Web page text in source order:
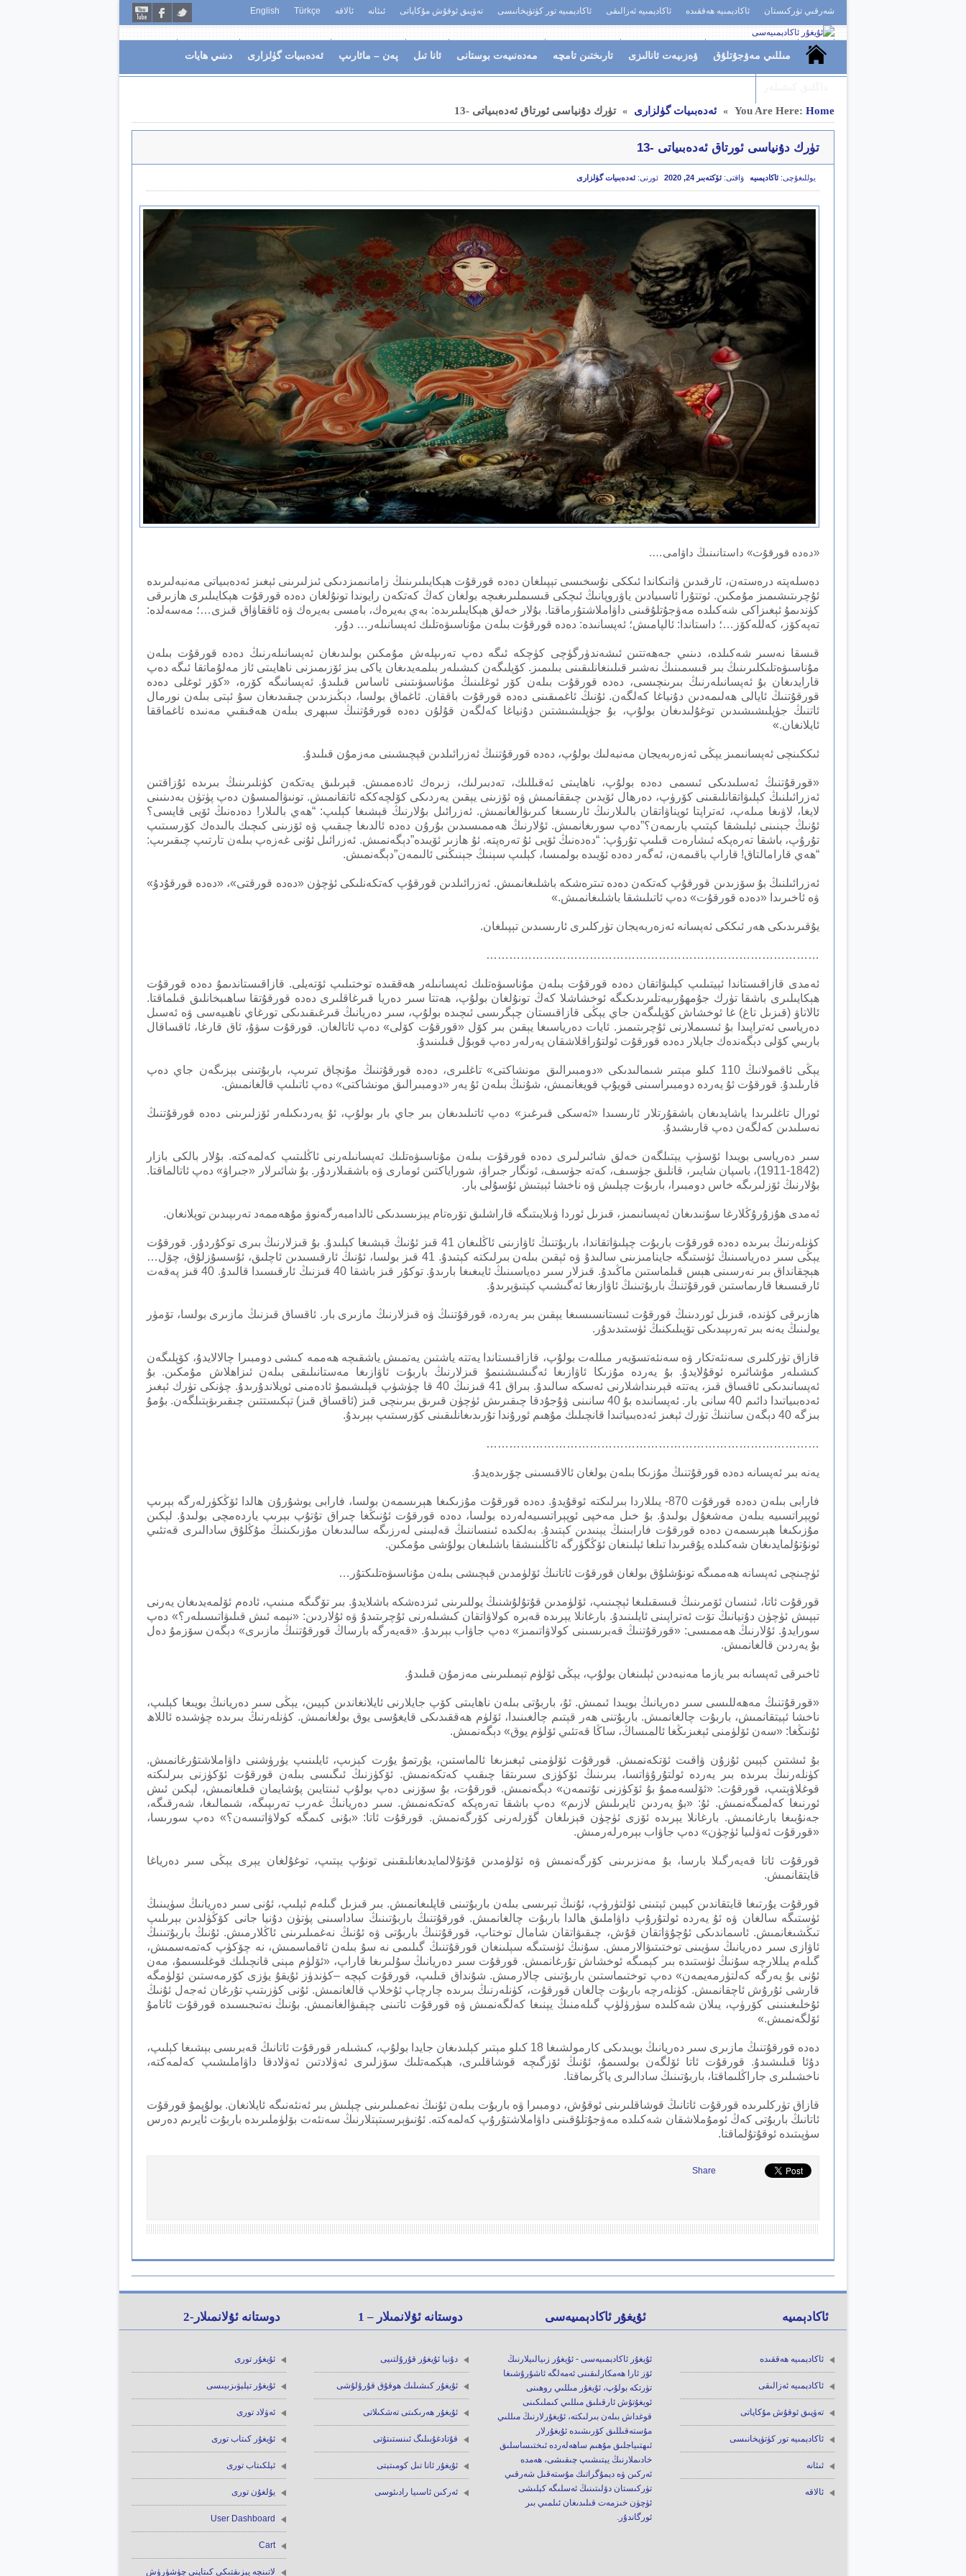
شەرقىي تۈركىستان ئاكادېمىيە ھەققىدە ئاكادېمىيە ئەزالىقى ئاكادېمىيە تور كۈتۈپخانىسى تەۋپىق ئوقۇش مۇكاپاتى ئىئانە ئالاقە Türkçe
English
مىللىي مەۋجۇتلۇق ۋەزىيەت ئانالىزى تارىختىن تامچە مەدەنىيەت بوستانى ئانا تىل پەن – مائارىپ ئەدەبىيات گۈلزارى دىنىي ھايات
You Are Here: Home
» ئەدەبىيات گۈلزارى » تۈرك دۇنياسى ئورتاق ئەدەبىياتى -13
تۈرك دۇنياسى ئورتاق ئەدەبىياتى -13
يوللىغۇچى: ئاكادېمىيە ۋاقتى: ئۆكتەبىر 24, 2020 ئورنى: ئەدەبىيات گۈلزارى
«دەدە قورقۇت» داستانىنىڭ داۋامى….
دەسلەپتە درەستەن، ئارقىدىن ۋاتىكاندا ئىككى نۇسخىسى تېپىلغان دەدە قورقۇت ھېكايىلىرىنىڭ زامانىمىزدىكى ئىزلىرىنى ئېغىز ئەدەبىياتى مەنبەلىرىدە
ئۇچرىتىشىمىز مۇمكىن. ئوتتۇرا ئاسىيادىن ياۋروپانىڭ ئىچكى قىسىملىرىغىچە بولغان كەڭ كەتكەن رايوندا تونۇلغان دەدە قورقۇت ھېكايىلىرى ھازىرقى
كۈندىمۇ ئېغىزاكى شەكىلدە مەۋجۇتلۇقىنى داۋاملاشتۇرماقتا. بۇلار خەلق ھېكايىلىرىدە: بەي بەيرەك، بامسى بەيرەك ۋە ئاققاۋاق قىزى…؛ مەسەلدە:
تەپەكۆز، كەللەكۆز…؛ داستاندا: ئالپامىش؛ ئەپسانىدە: دەدە قورقۇت بىلەن مۇناسىۋەتلىك ئەپسانىلەر… دۇر.
قىسقا نەسىر شەكىلدە، دىنىي جەھەتتىن ئىشەندۈرگۈچى كۈچكە ئىگە دەپ تەرىپلەش مۇمكىن بولىدىغان ئەپسانىلەرنىڭ دەدە قورقۇت بىلەن
مۇناسىۋەتلىكلىرىنىڭ بىر قىسمىنىڭ نەشىر قىلىنغانلىقىنى بىلىمىز. كۆپلىگەن كىشىلەر بىلمەيدىغان ياكى بىز ئۆزىمىزنى ناھايىتى ئاز مەلۇماتقا ئىگە دەپ
قارايدىغان بۇ ئەپسانىلەرنىڭ بىرىنچىسى، دەدە قورقۇت بىلەن كۆر ئوغلىنىڭ مۇناسىۋىتىنى ئاساس قىلىدۇ. ئەپسانىگە كۆرە، «كۆر ئوغلى دەدە
قورقۇتنىڭ ئايالى ھەلىمەدىن دۇنياغا كەلگەن. ئۇنىڭ ئاغمىقىنى دەدە قورقۇت باققان. ئاغماق بولسا، دېڭىزىدىن چىقىدىغان سۇ ئېتى بىلەن نورمال
ئاتنىڭ جۈپلىشىشىدىن توغۇلىدىغان بولۇپ، بۇ جۈپلىشىشتىن دۇنياغا كەلگەن قۇلۇن دەدە قورقۇتنىڭ سېھرى بىلەن ھەقىقىي مەنىدە ئاغماققا
ئايلانغان.»
ئىككىنچى ئەپسانىمىز يېڭى ئەزەربەيجان مەنبەلىك بولۇپ، دەدە قورقۇتنىڭ ئەزرائىلدىن قېچىشىنى مەزمۇن قىلىدۇ.
«قورقۇتنىڭ ئەسلىدىكى ئىسمى دەدە بولۇپ، ناھايىتى ئەقىللىك، تەدبىرلىك، زىرەك ئادەممىش. قېرىلىق يەتكەن كۈنلىرىنىڭ بىرىدە ئۇزاقتىن
ئەزرائىلنىڭ كېلىۋاتقانلىقىنى كۆرۈپ، دەرھال ئۆيدىن چىققانمىش ۋە ئۆزىنى يېقىن يەردىكى كۆلچەككە ئاتقانمىش. تونىۋالمىسۇن دەپ پۈتۈن بەدىنىنى
لايغا، لاۋىغا مىلەپ، ئەتراپتا ئويناۋاتقان بالىلارنىڭ ئارىسىغا كىرىۋالغانمىش. ئەزرائىل بۇلارنىڭ قېشىغا كېلىپ: “ھەي بالىلار! دەدەنىڭ ئۆيى قايسى؟
ئۇنىڭ جېنىنى ئېلىشقا كېتىپ بارىمەن؟”دەپ سورىغانمىش. ئۇلارنىڭ ھەممىسىدىن بۇرۇن دەدە ئالدىغا چىقىپ ۋە ئۆزىنى كىچىك بالىدەك كۆرسىتىپ
تۇرۇپ، باشقا تەرەپكە ئىشارەت قىلىپ تۇرۇپ: “دەدەنىڭ ئۆيى ئۇ تەرەپتە. ئۇ ھازىر ئۆيىدە”دېگەنمىش. ئەزرائىل ئۇنى غەزەپ بىلەن تارتىپ چىقىرىپ:
“ھەي قارامالتاق! قاراپ باقىمەن، ئەگەر دەدە ئۆيىدە بولمىسا، كېلىپ سېنىڭ جېنىڭنى ئالىمەن”دېگەنمىش.
ئەزرائىلنىڭ بۇ سۆزىدىن قورقۇپ كەتكەن دەدە تىترەشكە باشلىغانمىش. ئەزرائىلدىن قورقۇپ كەتكەنلىكى ئۈچۈن «دەدە قورقتى»، «دەدە قورقۇدۇ»
ۋە ئاخىرىدا «دەدە قورقۇت» دەپ ئاتىلىشقا باشلىغانمىش.»
يۇقىرىدىكى ھەر ئىككى ئەپسانە ئەزەربەيجان تۈركلىرى ئارىسىدىن تېپىلغان.
……………………………………………………………………………
ئەمدى قازاقىستاندا ئېيتىلىپ كېلىۋاتقان دەدە قورقۇت بىلەن مۇناسىۋەتلىك ئەپسانىلەر ھەققىدە توختىلىپ ئۆتەيلى. قازاقىستاندىمۇ دەدە قورقۇت
ھېكايىلىرى باشقا تۈرك جۇمھۇرىيەتلىرىدىكىگە ئوخشاشلا كەڭ تونۇلغان بولۇپ، ھەتتا سىر دەريا قىرغاقلىرى دەدە قورقۇتقا ساھىبخانلىق قىلماقتا.
ئالاتاۋ (قىزىل تاغ) غا ئوخشاش كۆپلىگەن جاي يېڭى قازاقىستان چېگرىسى ئىچىدە بولۇپ، سىر دەريانىڭ قىرغىقىدىكى تورغاي ناھىيەسى ۋە ئەسىل
دەرياسى ئەتراپىدا بۇ ئىسىملارنى ئۇچرىتىمىز. ئايات دەرياسىغا يېقىن بىر كۆل «قورقۇت كۆلى» دەپ ئاتالغان. قورقۇت سۋۇ، ئاق قارغا، ئاقساقال
باربىي كۆلى دېگەندەك جايلار دەدە قورقۇت ئولتۇراقلاشقان يەرلەر دەپ قوبۇل قىلىنىدۇ.
يېڭى ئاقمولانىڭ 110 كىلو مېتىر شىمالىدىكى «دومبىرالىق مونشاكتى» تاغلىرى، دەدە قورقۇتنىڭ مۇنچاق تىرىپ، باربۇتىنى بېزىگەن جاي دەپ
قارىلىدۇ. قورقۇت ئۇ يەردە دومبىراسىنى قويۇپ قويغانمىش، شۇنىڭ بىلەن ئۇ يەر «دومبىرالىق مونشاكتى» دەپ ئاتىلىپ قالغانمىش.
ئورال تاغلىرىدا ياشايدىغان باشقۇرتلار ئارىسىدا «ئەسكى قىرغىز» دەپ ئاتىلىدىغان بىر جاي بار بولۇپ، ئۇ يەردىكىلەر ئۆزلىرىنى دەدە قورقۇتنىڭ
نەسلىدىن كەلگەن دەپ قارىشىدۇ.
سىر دەرياسى بويىدا ئۆسۈپ يېتىلگەن خەلق شائىرلىرى دەدە قورقۇت بىلەن مۇناسىۋەتلىك ئەپسانىلەرنى ئاڭلىتىپ كەلمەكتە. بۇلار بالكى بازار
(1842-1911)، باسپان شايىر، قانلىق جۈسىف، كەتە جۈسىف، ئونگار جىراۋ، شوراياكتىن ئومارى ۋە باشقىلاردۇر. بۇ شائىرلار «جىراۋ» دەپ ئاتالماقتا.
بۇلارنىڭ ئۆزلىرىگە خاس دومبىرا، باربۇت چېلىش ۋە ناخشا ئېيتىش ئۇسۇلى بار.
ئەمدى ھۇزۇرۇڭلارغا سۇنىدىغان ئەپسانىمىز، قىزىل ئوردا ۋىلايىتىگە قاراشلىق تۆرەتام يېزىسىدىكى ئالدامبەرگەنوۋ مۇھەممەد تەرىپىدىن توپلانغان.
كۈنلەرنىڭ بىرىدە دەدە قورقۇت باربۇت چېلىۋاتقاندا، باربۇتنىڭ ئاۋازىنى ئاڭلىغان 41 قىز ئۇنىڭ قېشىغا كېلىدۇ. بۇ قىزلارنىڭ بىرى توكۇردۇر. قورقۇت
يېڭى سىر دەرياسىنىڭ ئۈستىگە جاينامىزىنى سالىدۇ ۋە ئېقىن بىلەن بىرلىكتە كېتىدۇ. 41 قىز بولسا، ئۇنىڭ ئارقىسىدىن ئاچلىق، ئۇسسۇزلۇق، چۆل…
ھېچقانداق بىر نەرسىنى ھېس قىلماستىن ماڭىدۇ. قىزلار سىر دەياسىنىڭ ئايىغىغا بارىدۇ. توكۇر قىز باشقا 40 قىزنىڭ ئارقىسىدا قالىدۇ. 40 قىز پەقەت
ئارقىسىغا قارىماستىن قورقۇتنىڭ باربۇتىنىڭ ئاۋازىغا ئەگىشىپ كېتىۋېرىدۇ.
ھازىرقى كۈندە، قىزىل ئوردىنىڭ قورقۇت ئىستانسىسىغا يېقىن بىر يەردە، قورقۇتنىڭ ۋە قىزلارنىڭ مازىرى بار. ئاقساق قىزنىڭ مازىرى بولسا، تۆمۈر
يولىنىڭ يەنە بىر تەرىپىدىكى تۆپىلىكنىڭ ئۈستىدىدۇر.
قازاق تۈركلىرى سەنئەتكار ۋە سەنئەتسۆيەر مىللەت بولۇپ، قازاقىستاندا يەتتە ياشتىن يەتمىش ياشقىچە ھەممە كىشى دومبىرا چالالايدۇ، كۆپلىگەن
كىشىلەر مۇشائىرە ئوقۇلايدۇ. بۇ يەردە مۇزىكا ئاۋازىغا ئەگىشىشنىمۇ قىزلارنىڭ باربۇت ئاۋازىغا مەستانىلىقى بىلەن ئىزاھلاش مۇمكىن. بۇ
ئەپسانىدىكى ئاقساق قىز، يەتتە قېرىنداشلارنى ئەسكە سالىدۇ. بىراق 41 قىزنىڭ 40 قا چۈشۈپ قېلىشىمۇ ئادەمنى ئويلاندۇرىدۇ. چۈنكى تۈرك ئېغىز
ئەدەبىياتىدا دائىم 40 سانى بار. ئەپسانىدە بۇ 40 سانىنى ۋۇجۇدقا چىقىرىش ئۈچۈن قىرىق بىرىنچى قىز (ئاقساق قىز) تېكىستتىن چىقىرىۋېتىلگەن. بۇمۇ
بىزگە 40 دېگەن ساننىڭ تۈرك ئېغىز ئەدەبىياتىدا قانچىلىك مۇھىم ئورۇندا تۇرىدىغانلىقىنى كۆرسىتىپ بېرىدۇ.
……………………………………………………………………………
يەنە بىر ئەپسانە دەدە قورقۇتنىڭ مۇزىكا بىلەن بولغان ئالاقىسىنى چۆرىدەيدۇ.
فارابى بىلەن دەدە قورقۇت 870- يىللاردا بىرلىكتە ئوقۇيدۇ. دەدە قورقۇت مۇزىكىغا ھېرىسمەن بولسا، فارابى يوشۇرۇن ھالدا ئۆڭكۈرلەرگە بېرىپ
ئوپېراتسىيە بىلەن مەشغۇل بولىدۇ. بۇ خىل مەخپى ئوپېراتسىيەلەردە بولسا، دەدە قورقۇت ئۇنىڭغا چىراق تۇتۇپ بېرىپ ياردەمچى بولىدۇ. لېكىن
مۇزىكىغا ھېرىسمەن دەدە قورقۇت فارابىنىڭ يېنىدىن كېتىدۇ. بەلكىدە ئىنساننىڭ قەلبىنى لەرزىگە سالىدىغان مۇزىكىنىڭ مۇڭلۇق سادالىرى قەتئىي
ئونۇتۇلمايدىغان شەكىلدە يۇقىرىدا تىلغا ئېلىنغان ئۆڭگۈرگە ئاڭلىنىشقا باشلىغان بولۇشى مۇمكىن.
ئۈچىنچى ئەپسانە ھەممىگە تونۇشلۇق بولغان قورقۇت ئاتانىڭ ئۆلۈمدىن قېچىشى بىلەن مۇناسىۋەتلىكتۇر…
قورقۇت ئاتا، ئىنسان ئۆمرىنىڭ قىسقىلىغا ئېچىنىپ، ئۆلۈمدىن قۇتۇلۇشنىڭ يوللىرىنى ئىزدەشكە باشلايدۇ. بىر تۆگىگە مىنىپ، ئادەم ئۆلمەيدىغان يەرنى
تېپىش ئۈچۈن دۇنيانىڭ تۆت ئەتراپىنى ئايلىنىدۇ. بارغانلا يېرىدە قەبرە كولاۋاتقان كىشىلەرنى ئۇچرىتىدۇ ۋە ئۇلاردىن: «نېمە ئىش قىلىۋاتىسىلەر؟» دەپ
سورايدۇ. ئۇلارنىڭ ھەممىسى: «قورقۇتنىڭ قەبرىسىنى كولاۋاتىمىز» دەپ جاۋاب بېرىدۇ. «قەيەرگە بارساڭ قورقۇتنىڭ مازىرى» دېگەن سۆزمۇ دەل
بۇ يەردىن قالغانمىش.
ئاخىرقى ئەپسانە بىر يازما مەنبەدىن ئېلىنغان بولۇپ، يېڭى ئۆلۈم تېمىلىرىنى مەزمۇن قىلىدۇ.
«قورقۇتنىڭ مەھەللىسى سىر دەريانىڭ بويىدا ئىمىش. ئۇ، باربۇتى بىلەن ناھايىتى كۆپ جايلارنى ئايلانغاندىن كېيىن، يېڭى سىر دەريانىڭ بويىغا كېلىپ،
ناخشا ئېيتقانمىش، باربۇت چالغانمىش. باربۇتنى ھەر قېتىم چالغىنىدا، ئۆلۈم ھەققىدىكى قايغۇسى يوق بولغانمىش. كۈنلەرنىڭ بىرىدە چۈشىدە ئاللاھ
ئۇنىڭغا: «سەن ئۆلۈمنى ئېغىزىڭغا ئالمىساڭ، ساڭا قەتئىي ئۆلۈم يوق» دېگەنمىش.
بۇ ئىشتىن كېيىن ئۇزۇن ۋاقىت ئۆتكەنمىش. قورقۇت ئۆلۈمنى ئېغىزىغا ئالماستىن، يۇرتمۇ يۇرت كېزىپ، ئايلىنىپ يۈرۈشنى داۋاملاشتۇرغانمىش.
كۈنلەرنىڭ بىرىدە بىر يەردە ئولتۇرۇۋاتسا، بىرىنىڭ ئۆكۈزى سىرىتقا چىقىپ كەتكەنمىش. ئۆكۈزنىڭ ئىگىسى بىلەن قورقۇت ئۆكۈزنى بىرلىكتە
قوغلاۋېتىپ، قورقۇت: «ئۆلسەممۇ بۇ ئۆكۈزنى تۇتىمەن» دېگەنمىش. قورقۇت، بۇ سۆزنى دەپ بولۇپ ئىنتايىن پۇشايمان قىلغانمىش، لېكىن ئىش
ئورنىغا كەلمىگەنمىش. ئۇ: «بۇ يەردىن ئايرىلىش لازىم» دەپ باشقا تەرەپكە كەتكەنمىش. سىر دەريانىڭ غەرب تەرىپىگە، شىمالىغا، شەرقىگە،
جەنۇبىغا بارغانمىش. بارغانلا يېرىدە ئۆزى ئۈچۈن قېزىلغان گۆرلەرنى كۆرگەنمىش. قورقۇت ئاتا: «بۇنى كىمگە كولاۋاتىسەن؟» دەپ سورىسا،
«قورقۇت ئەۋلىيا ئۈچۈن» دەپ جاۋاب بېرەرلەرمىش.
قورقۇت ئاتا قەيەرگىلا بارسا، بۇ مەنزىرىنى كۆرگەنمىش ۋە ئۆلۈمدىن قۇتۇلالمايدىغانلىقىنى تونۇپ يېتىپ، توغۇلغان يېرى يېڭى سىر دەرياغا
قايتقانمىش.
قورقۇت يۇرتىغا قايتقاندىن كېيىن ئېتىنى ئۆلتۈرۈپ، ئۇنىڭ تېرىسى بىلەن باربۇتىنى قاپلىغانمىش. بىر قىزىل گىلەم ئېلىپ، ئۇنى سىر دەريانىڭ سۈيىنىڭ
ئۈستىگە سالغان ۋە ئۇ يەردە ئولتۇرۇپ داۋاملىق ھالدا باربۇت چالغانمىش. قورقۇتنىڭ باربۇتىنىڭ ساداسىنى پۈتۈن دۇنيا جانى كۆڭۈلدىن بېرىلىپ
تىڭشىغانمىش. ئاسماندىكى ئۇچۇۋاتقان قۇش، چىقىۋاتقان شامال توختاپ، قورقۇتنىڭ باربۇتى ۋە ئۇنىڭ نەغمىلىرىنى ئاڭلارمىش. ئۇنىڭ باربۇتىنىڭ
ئاۋازى سىر دەريانىڭ سۈيىنى توختىتىۋالارمىش. سۇنىڭ ئۈستىگە سېلىنغان قورقۇتنىڭ گىلىمى نە سۇ بىلەن ئاقماسمىش، نە چۆكۈپ كەتمەسمىش،
گىلەم يىللارچە سۇنىڭ ئۈستىدە بىر كېمىگە ئوخشاش تۇرغانمىش. قورقۇت سىر دەريانىڭ سۇلىرىغا قاراپ، «ئۆلۈم مېنى قانچىلىك قوغلىسىمۇ، مەن
ئۇنى بۇ يەرگە كەلتۈرمەيمەن» دەپ توختىماستىن باربۇتىنى چالارمىش. شۇنداق قىلىپ، قورقۇت كېچە –كۈندۈز ئۇيقۇ يۈزى كۆرمەستىن ئۆلۈمگە
قارشى ئۇرۇش ئاچقانمىش. كۈنلەرچە باربۇت چالغان قورقۇت، كۈنلەرنىڭ بىرىدە چارچاپ ئۇخلاپ قالغانمىش. ئۇنى كۈزىتىپ تۇرغان ئەجەل ئۇنىڭ
ئۇخلىغىنىنى كۆرۈپ، يىلان شەكلىدە سۈرۈلۈپ گىلەمنىڭ يېنىغا كەلگەنمىش ۋە قورقۇت ئاتىنى چېقىۋالغانمىش. بۇنىڭ نەتىجىسىدە قورقۇت ئاتامۇ
ئۆلگەنمىش.»
دەدە قورقۇتنىڭ مازىرى سىر دەريانىڭ بويىدىكى كارمولشىغا 18 كىلو مېتىر كېلىدىغان جايدا بولۇپ، كىشىلەر قورقۇت ئاتانىڭ قەبرىسى بېشىغا كېلىپ،
دۇئا قىلىشىدۇ. قورقۇت ئاتا ئۆلگەن بولسىمۇ، ئۇنىڭ ئۆزگىچە قوشاقلىرى، ھېكمەتلىك سۆزلىرى ئەۋلادتىن ئەۋلادقا داۋاملىشىپ كەلمەكتە،
ناخشىلىرى جاراڭلىماقتا، باربۇتىنىڭ سادالىرى ياڭرىماقتا.
قازاق تۈركلىرىدە قورقۇت ئاتانىڭ قوشاقلىرىنى ئوقۇش، دومبىرا ۋە باربۇت بىلەن ئۇنىڭ نەغمىلىرىنى چېلىش بىر ئەنئەنىگە ئايلانغان. بولۇپمۇ قورقۇت
ئاتانىڭ باربۇتى كەڭ ئومۇملاشقان شەكىلدە مەۋجۇتلۇقىنى داۋاملاشتۇرۇپ كەلمەكتە. ئۇنىۋېرسىتېتلارنىڭ سەنئەت بۆلۈملىرىدە باربۇت ئايرىم دەرس
سۈپىتىدە ئوقۇتۇلماقتا.
Share
ئاكادېمىيە
ئاكادېمىيە ھەققىدە
ئاكادېمىيە ئەزالىقى
تەۋپىق ئوقۇش مۇكاپاتى
ئاكادېمىيە تور كۈتۈپخانىسى
ئىئانە
ئالاقە
ئۇيغۇر ئاكادېمىيەسى
ئۇيغۇر ئاكادېمىيەسى - ئۇيغۇر زىيالىيلارنىڭ
ئۆز ئارا ھەمكارلىقىنى ئەمەلگە ئاشۇرۇشىغا
تۈرتكە بولۇپ، ئۇيغۇر مىللىي روھىنى
ئويغۇتۇش ئارقىلىق مىللىي كىملىكىنى
قوغداش بىلەن بىرلىكتە، ئۇيغۇرلارنىڭ مىللىي
مۇستەقىللىق كۆرىشىدە ئۇيغۇرلار
ئىھتىياجلىق مۇھىم ساھەلەردە ئىختىساسلىق
خادىملارنىڭ يېتىشىپ چىقىشى، ھەمدە
ئەركىن ۋە دېمۇگراتىك مۇستەقىل شەرقىي
تۈركىستان دۆلىتىنىڭ ئەسلىگە كېلىشى
ئۈچۈن خىزمەت قىلىدىغان ئىلمىي بىر
ئورگاندۇر.
دوستانە ئۇلانمىلار – 1
دۇنيا ئۇيغۇر قۇرۇلتىيى
ئۇيغۇر كىشىلىك ھوقۇق قۇرۇلۇشى
ئۇيغۇر ھەرىكىتى تەشكىلاتى
قۇتادغۇبىلىگ ئىنستىتۇتى
ئۇيغۇر ئانا تىل كومىتېتى
ئەركىن ئاسىيا رادىئوسى
دوستانە ئۇلانمىلار-2
ئۇيغۇر تورى
ئۇيغۇر تېلېۋىزىيىسى
ئەۋلاد تورى
ئۇيغۇر كىتاب تورى
ئېلكىتاب تورى
يۇلغۇن تورى
User Dashboard
Cart
لاتىنچە يېزىقتىكى كىتاپنى چۈشۈرۈش